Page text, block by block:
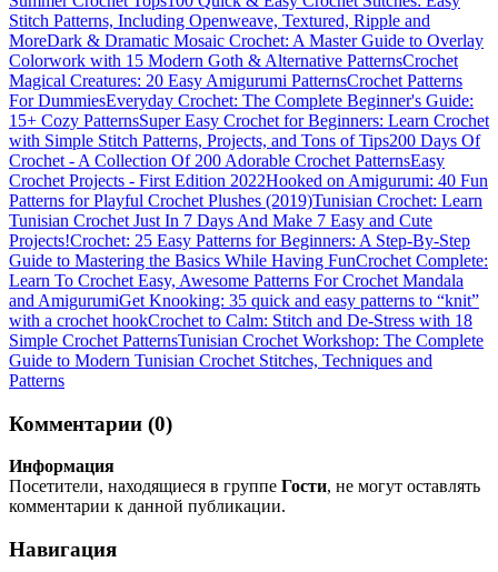
Stitch Patterns, Including Openweave, Textured, Ripple and
MoreDark & Dramatic Mosaic Crochet: A Master Guide to Overlay
Colorwork with 15 Modern Goth & Alternative PatternsCrochet
Magical Creatures: 20 Easy Amigurumi PatternsCrochet Patterns
For DummiesEveryday Crochet: The Complete Beginner's Guide:
15+ Cozy PatternsSuper Easy Crochet for Beginners: Learn Crochet
with Simple Stitch Patterns, Projects, and Tons of Tips200 Days Of
Crochet - A Collection Of 200 Adorable Crochet PatternsEasy
Crochet Projects - First Edition 2022Hooked on Amigurumi: 40 Fun
Patterns for Playful Crochet Plushes (2019)Tunisian Crochet: Learn
Tunisian Crochet Just In 7 Days And Make 7 Easy and Cute
Projects!Crochet: 25 Easy Patterns for Beginners: A Step-By-Step
Guide to Mastering the Basics While Having FunCrochet Complete:
Learn To Crochet Easy, Awesome Patterns For Crochet Mandala
and AmigurumiGet Knooking: 35 quick and easy patterns to “knit”
with a crochet hookCrochet to Calm: Stitch and De-Stress with 18
Simple Crochet PatternsTunisian Crochet Workshop: The Complete
Guide to Modern Tunisian Crochet Stitches, Techniques and
Patterns
Комментарии (0)
Информация
Посетители, находящиеся в группе Гости, не могут оставлять
комментарии к данной публикации.
Навигация